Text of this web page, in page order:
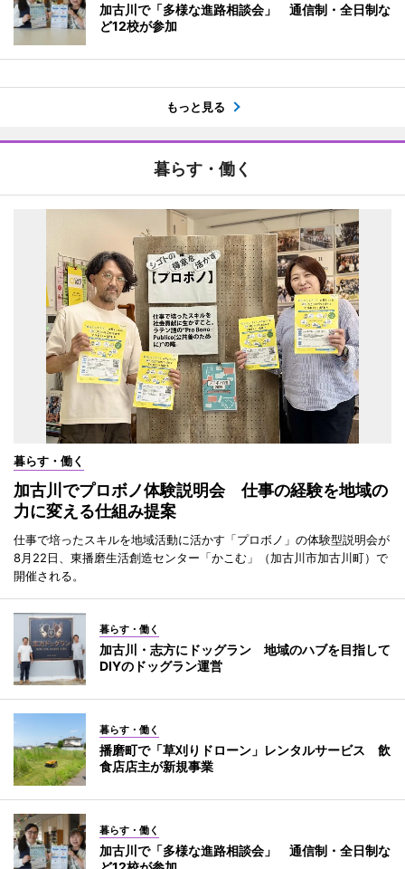
加古川で「多様な進路相談会」 通信制・全日制な
ど12校が参加
もっと見る
暮らす・働く
暮らす・働く
加古川でプロボノ体験説明会 仕事の経験を地域の
力に変える仕組み提案
仕事で培ったスキルを地域活動に活かす「プロボノ」の体験型説明会が
8月22日、東播磨生活創造センター「かこむ」（加古川市加古川町）で
開催される。
暮らす・働く
加古川・志方にドッグラン 地域のハブを目指して
DIYのドッグラン運営
暮らす・働く
播磨町で「草刈りドローン」レンタルサービス 飲
食店店主が新規事業
暮らす・働く
加古川で「多様な進路相談会」 通信制・全日制な